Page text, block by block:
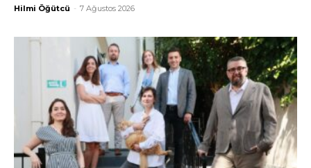
Hilmi Öğütcü - 7 Ağustos 2026